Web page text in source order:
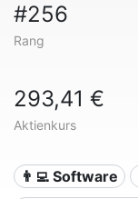
#256
Rang
293,41 €
Aktienkurs
👨‍💻 Software